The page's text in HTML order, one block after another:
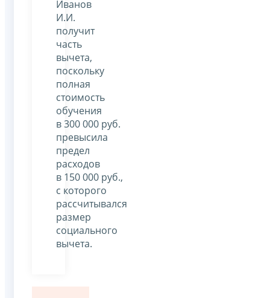
Иванов
И.И.
получит
часть
вычета,
поскольку
полная
стоимость
обучения
в 300 000 руб.
превысила
предел
расходов
в 150 000 руб.,
с которого
рассчитывался
размер
социального
вычета.